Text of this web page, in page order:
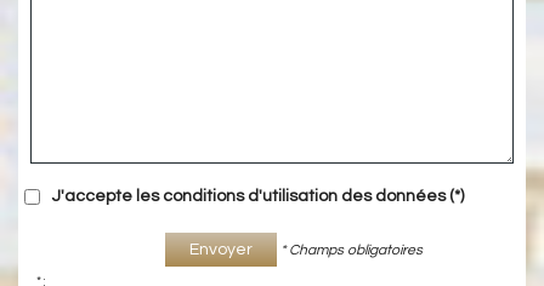
J'accepte les conditions d'utilisation des données (*)
Envoyer * Champs obligatoires
* :